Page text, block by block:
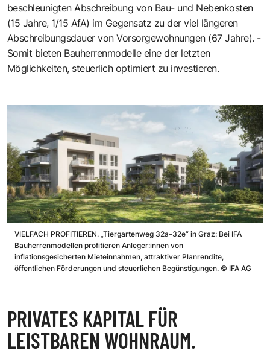
beschleunigten Abschreibung von Bau- und Nebenkosten
(15 Jahre, 1/15 AfA) im Gegensatz zu der viel längeren
Abschreibungsdauer von Vorsorgewohnungen (67 Jahre). ­
Somit bieten Bauherrenmodelle eine der letzten
Möglichkeiten, steuerlich ­optimiert zu investieren.
VIELFACH PROFITIEREN. „Tiergartenweg 32a–32e“ in Graz: Bei IFA
Bauherrenmodellen profitieren Anleger:innen von
inflationsgesicherten Mieteinnahmen, attraktiver Planrendite,
öffentlichen Förderungen und steuerlichen Begünstigungen. © IFA AG
PRIVATES KAPITAL FÜR
LEISTBAREN WOHNRAUM.